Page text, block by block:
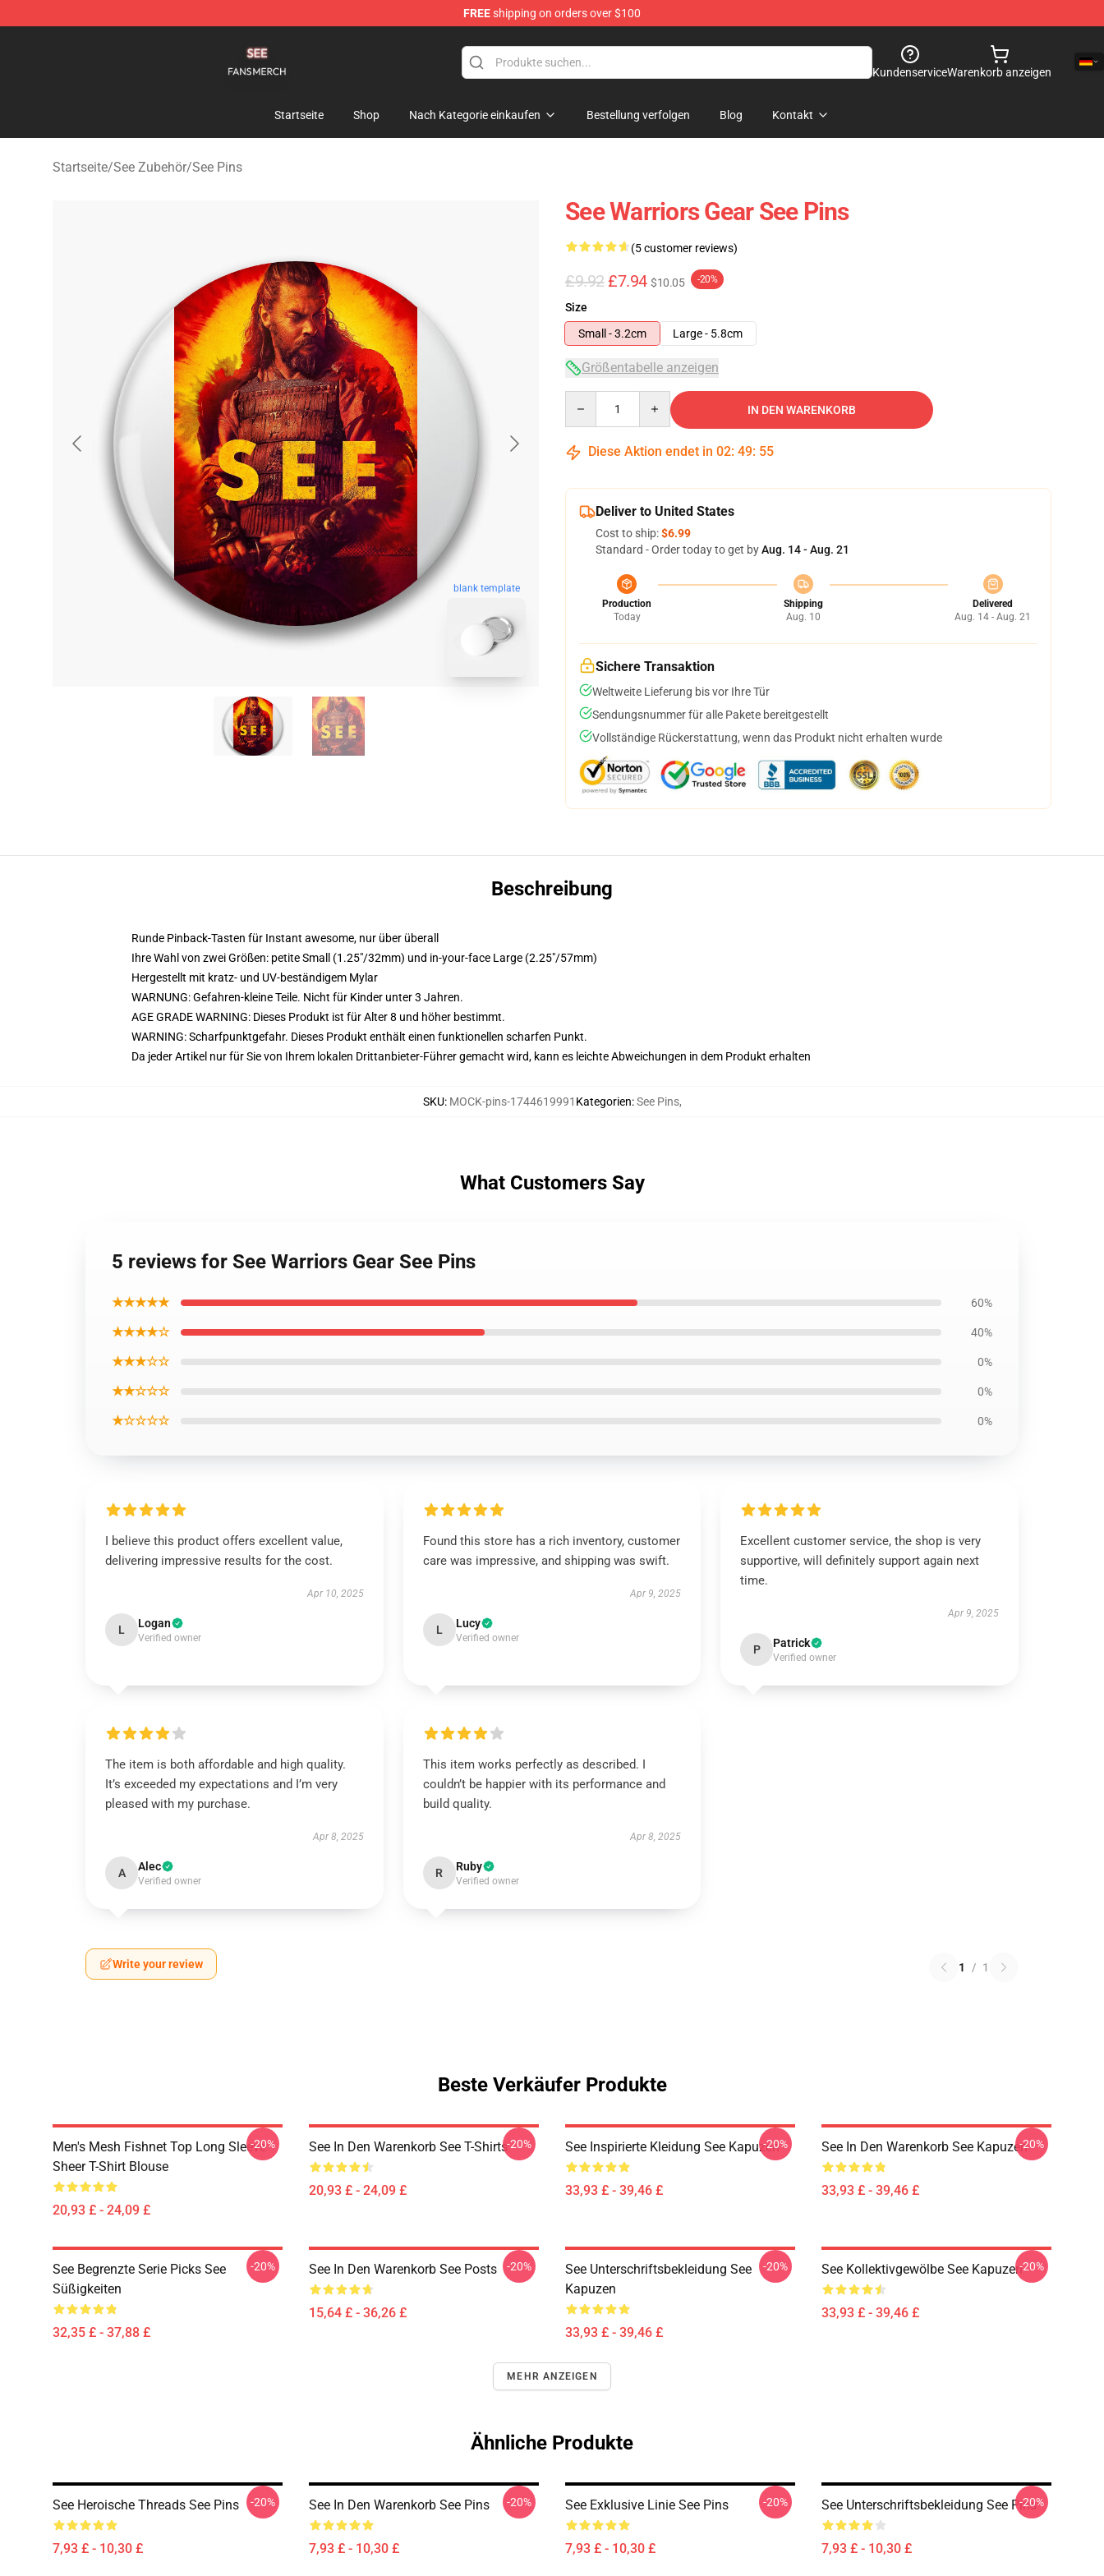
FREEshipping on orders over $100
KundenserviceWarenkorb anzeigen
Startseite Shop Nach Kategorie einkaufen Bestellung verfolgen Blog Kontakt
Startseite/See Zubehör/See Pins
blank template
See Warriors Gear See Pins
(5 customer reviews)
£9.92 £7.94 $10.05 -20%
Size
Small - 3.2cm
Large - 5.8cm
Größentabelle anzeigen
IN DEN WARENKORB
Diese Aktion endet in 02: 49: 54
Deliver to United States
Cost to ship:$6.99
Standard - Order today to get byAug. 14 - Aug. 21
Production
Today
Shipping
Aug. 10
Delivered
Aug. 14 - Aug. 21
Sichere Transaktion
Weltweite Lieferung bis vor Ihre Tür
Sendungsnummer für alle Pakete bereitgestellt
Vollständige Rückerstattung, wenn das Produkt nicht erhalten wurde
Beschreibung
Runde Pinback-Tasten für Instant awesome, nur über überall
Ihre Wahl von zwei Größen: petite Small (1.25"/32mm) und in-your-face Large (2.25"/57mm)
Hergestellt mit kratz- und UV-beständigem Mylar
WARNUNG: Gefahren-kleine Teile. Nicht für Kinder unter 3 Jahren.
AGE GRADE WARNING: Dieses Produkt ist für Alter 8 und höher bestimmt.
WARNING: Scharfpunktgefahr. Dieses Produkt enthält einen funktionellen scharfen Punkt.
Da jeder Artikel nur für Sie von Ihrem lokalen Drittanbieter-Führer gemacht wird, kann es leichte Abweichungen in dem Produkt erhalten
SKU: MOCK-pins-1744619991 Kategorien:See Pins,
What Customers Say
5 reviews for See Warriors Gear See Pins
★★★★★ 60%
★★★★☆ 40%
★★★☆☆ 0%
★★☆☆☆ 0%
★☆☆☆☆ 0%
I believe this product offers excellent value,
delivering impressive results for the cost.
Apr 10, 2025
L Logan
Verified owner
Found this store has a rich inventory, customer
care was impressive, and shipping was swift.
Apr 9, 2025
L Lucy
Verified owner
Excellent customer service, the shop is very
supportive, will definitely support again next
time.
Apr 9, 2025
P Patrick
Verified owner
The item is both affordable and high quality.
It’s exceeded my expectations and I’m very
pleased with my purchase.
Apr 8, 2025
A Alec
Verified owner
This item works perfectly as described. I
couldn’t be happier with its performance and
build quality.
Apr 8, 2025
R Ruby
Verified owner
Write your review 1 / 1
Beste Verkäufer Produkte
Men's Mesh Fishnet Top Long Sleeve
Sheer T-Shirt Blouse
20,93 £ - 24,09 £
-20% See In Den Warenkorb See T-Shirts
20,93 £ - 24,09 £
-20% See Inspirierte Kleidung See Kapuzen
33,93 £ - 39,46 £
-20% See In Den Warenkorb See Kapuzen
33,93 £ - 39,46 £
-20%
See Begrenzte Serie Picks See
Süßigkeiten
32,35 £ - 37,88 £
-20% See In Den Warenkorb See Posts
15,64 £ - 36,26 £
-20%
See Unterschriftsbekleidung See
Kapuzen
33,93 £ - 39,46 £
-20% See Kollektivgewölbe See Kapuzen
33,93 £ - 39,46 £
-20%
MEHR ANZEIGEN
Ähnliche Produkte
See Heroische Threads See Pins
7,93 £ - 10,30 £
-20% See In Den Warenkorb See Pins
7,93 £ - 10,30 £
-20% See Exklusive Linie See Pins
7,93 £ - 10,30 £
-20% See Unterschriftsbekleidung See Pins
7,93 £ - 10,30 £
-20%